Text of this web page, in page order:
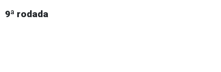
9ª rodada